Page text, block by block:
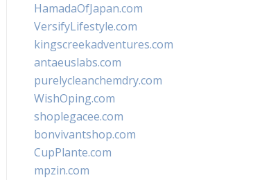
HamadaOfJapan.com
VersifyLifestyle.com
kingscreekadventures.com
antaeuslabs.com
purelycleanchemdry.com
WishOping.com
shoplegacee.com
bonvivantshop.com
CupPlante.com
mpzin.com